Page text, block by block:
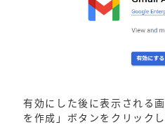
有効にした後に表示される
を作成」ボタンをクリックし